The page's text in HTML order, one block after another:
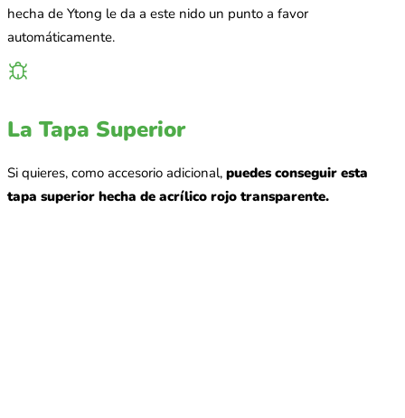
hecha de Ytong le da a este nido un punto a favor
automáticamente.
La Tapa Superior
Si quieres, como accesorio adicional, puedes conseguir esta
tapa superior hecha de acrílico rojo transparente.